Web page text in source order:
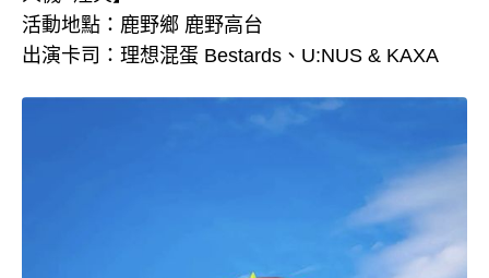
活動地點：鹿野鄉 鹿野高台
出演卡司：理想混蛋 Bestards、U:NUS & KAXA